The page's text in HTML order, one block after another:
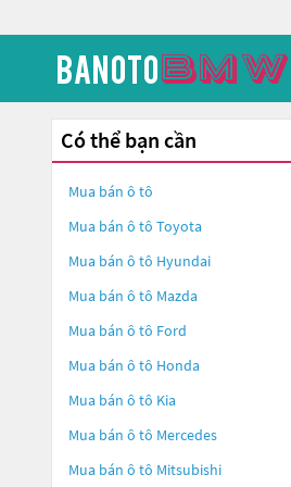
Có thể bạn cần
Mua bán ô tô
Mua bán ô tô Toyota
Mua bán ô tô Hyundai
Mua bán ô tô Mazda
Mua bán ô tô Ford
Mua bán ô tô Honda
Mua bán ô tô Kia
Mua bán ô tô Mercedes
Mua bán ô tô Mitsubishi